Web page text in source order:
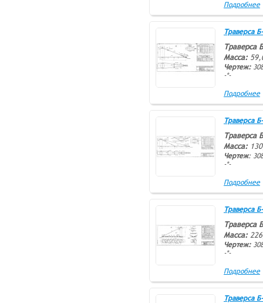
Подробнее
Траверса
Траверса
Масса:
Чертеж:
-*-
Подробнее
Траверса
Траверса
Масса:
Чертеж:
-*-
Подробнее
Траверса
Траверса
Масса:
Чертеж:
-*-
Подробнее
Траверса